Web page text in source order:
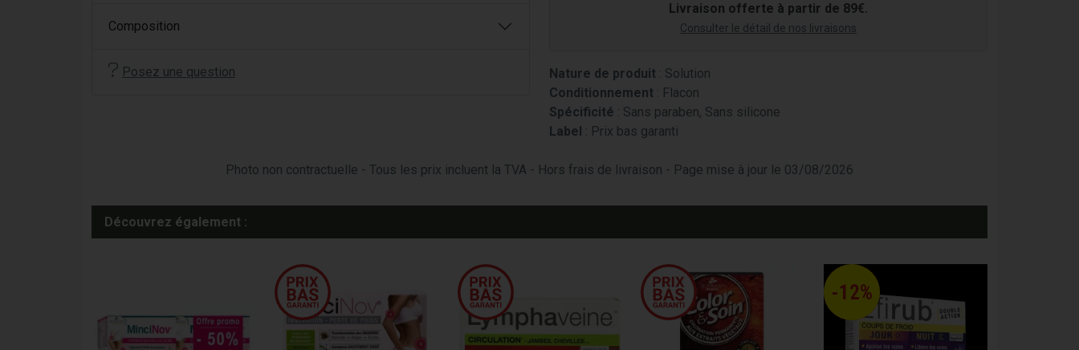
Composition
Posez une question
Livraison offerte à partir de 89€.
Consulter le détail de nos livraisons
Nature de produit : Solution
Conditionnement : Flacon
Spécificité : Sans paraben, Sans silicone
Label : Prix bas garanti
Photo non contractuelle - Tous les prix incluent la TVA - Hors frais de livraison - Page mise à jour le 03/08/2026
Découvrez également :
-12%